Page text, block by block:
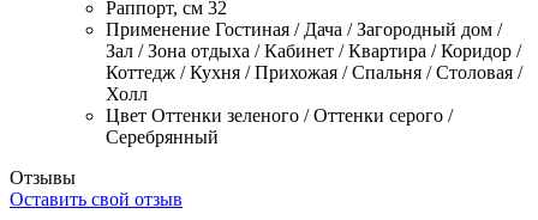
Раппорт, см 32
Применение Гостиная / Дача / Загородный дом /
Зал / Зона отдыха / Кабинет / Квартира / Коридор /
Коттедж / Кухня / Прихожая / Спальня / Столовая /
Холл
Цвет Оттенки зеленого / Оттенки серого /
Серебрянный
Отзывы
Оставить свой отзыв